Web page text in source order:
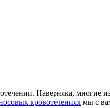
Наверняка, многие
кровотечениях мы с